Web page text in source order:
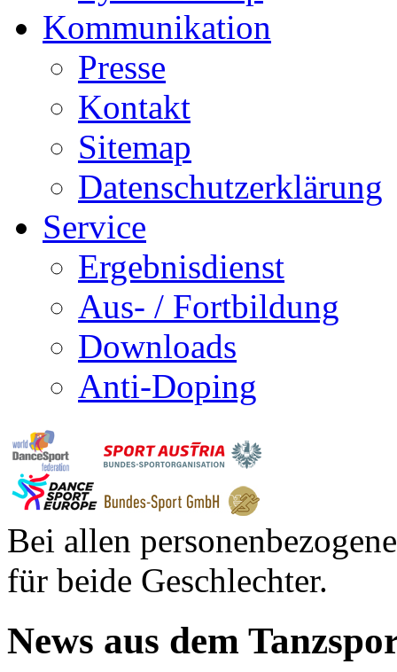
Kommunikation
Presse
Kontakt
Sitemap
Datenschutzerklärung
Service
Ergebnisdienst
Aus- / Fortbildung
Downloads
Anti-Doping
Bei allen
für beide Geschlechter.
News aus dem